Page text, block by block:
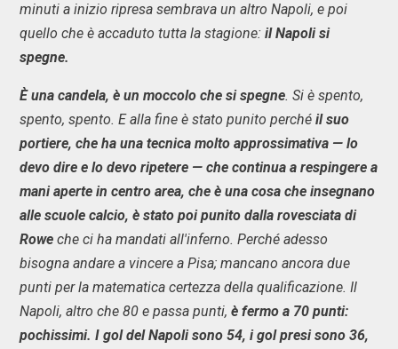
minuti a inizio ripresa sembrava un altro Napoli, e poi
quello che è accaduto tutta la stagione: il Napoli si
spegne.
È una candela, è un moccolo che si spegne. Si è spento,
spento, spento. E alla fine è stato punito perché il suo
portiere, che ha una tecnica molto approssimativa — lo
devo dire e lo devo ripetere — che continua a respingere a
mani aperte in centro area, che è una cosa che insegnano
alle scuole calcio, è stato poi punito dalla rovesciata di
Rowe che ci ha mandati all'inferno. Perché adesso
bisogna andare a vincere a Pisa; mancano ancora due
punti per la matematica certezza della qualificazione. Il
Napoli, altro che 80 e passa punti, è fermo a 70 punti:
pochissimi. I gol del Napoli sono 54, i gol presi sono 36,